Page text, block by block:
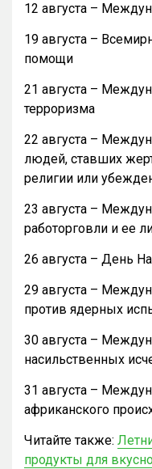
12 августа –
19 августа –
помощи
21 августа –
терроризма
22 августа –
людей, ставших
религии или
23 августа –
работорговли и ее
26 августа – День
29 августа –
против ядерных
30 августа –
насильственных
31 августа –
африканского
Читайте также:
продукты для